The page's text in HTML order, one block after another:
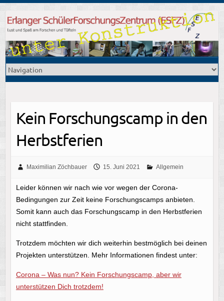
Kein Forschungscamp in den
Herbstferien
Maximilian Zöchbauer 15. Juni 2021 Allgemein
Leider können wir nach wie vor wegen der Corona-
Bedingungen zur Zeit keine Forschungscamps anbieten.
Somit kann auch das Forschungscamp in den Herbstferien
nicht stattfinden.
Trotzdem möchten wir dich weiterhin bestmöglich bei deinen
Projekten unterstützen. Mehr Informationen findest unter:
Corona – Was nun? Kein Forschungscamp, aber wir
unterstützen Dich trotzdem!